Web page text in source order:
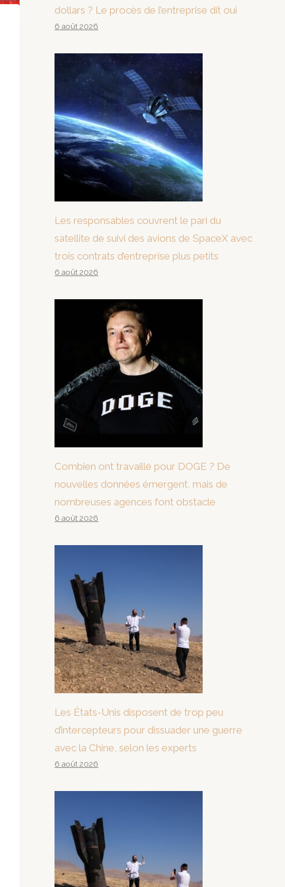
dollars ? Le procès de l’entreprise dit oui
6 août 2026
Les responsables couvrent le pari du
satellite de suivi des avions de SpaceX avec
trois contrats d’entreprise plus petits
6 août 2026
Combien ont travaillé pour DOGE ? De
nouvelles données émergent, mais de
nombreuses agences font obstacle
6 août 2026
Les États-Unis disposent de trop peu
d’intercepteurs pour dissuader une guerre
avec la Chine, selon les experts
6 août 2026